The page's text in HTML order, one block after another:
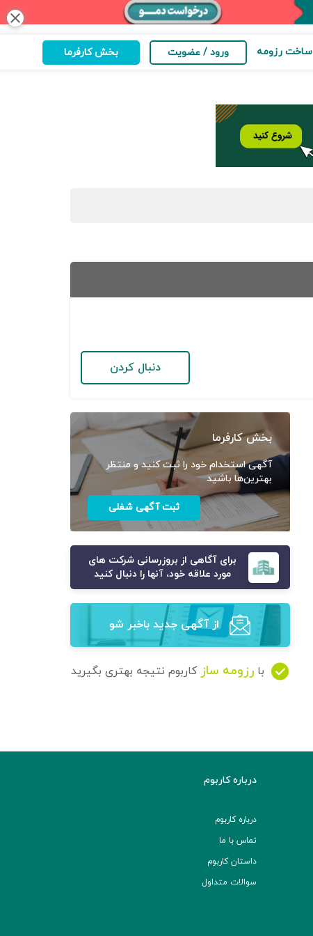
close
ساخت رزومه ورود / عضویت بخش کارفرما
دنبال کردن
بخش کارفرما
آگهی استخدام خود را ثبت کنید و منتظر
بهترین‌ها باشید
ثبت آگهی شغلی
برای آگاهی از بروزرسانی شرکت های
مورد علاقه خود، آنها را دنبال کنید
از آگهی‌ جدید باخبر شو
با رزومه ساز کاربوم نتیجه بهتری بگیرید
درباره کاربوم
درباره کاربوم
تماس با ما
داستان کاربوم
سوالات متداول